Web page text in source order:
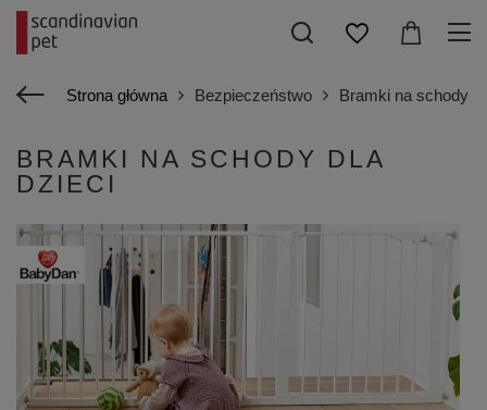
Strona główna Bezpieczeństwo Bramki na schody
BRAMKI NA SCHODY DLA
DZIECI